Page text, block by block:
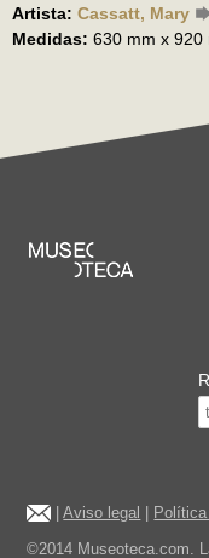
Artista: Cassatt, Mary
Medidas: 630 mm x 920
|Aviso legal
©2014 Museoteca.com.